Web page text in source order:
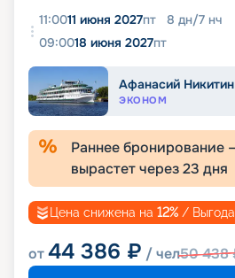
11:0011 июня 2027пт 8 дн/7 нч
09:0018 июня 2027пт
Афанасий Никитин
ЭКОНОМ
Раннее бронирование
вырастет через23 дня
Цена снижена на 12% / Выгода
от44 386 ₽ / чел50 438